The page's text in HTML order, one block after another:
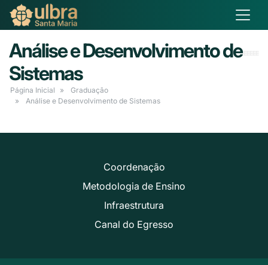
Análise e Desenvolvimento de
Sistemas
Página Inicial
Graduação
Análise e Desenvolvimento de Sistemas
Coordenação
Metodologia de Ensino
Infraestrutura
Canal do Egresso